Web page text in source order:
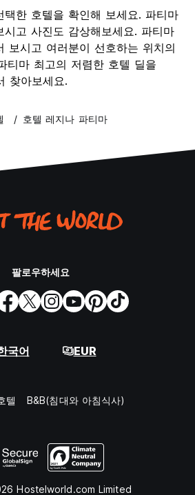
8.1
4.9
6.9
택한 호텔을 확인해 보세요. 파티마
시고 사진도 감상해보세요. 파티마
보시고 여러분이 선호하는 위치의
티마 최고의 저렴한 호텔 딜을
찾아보세요.
호텔 레지나 파티마
팔로우하세요
국어 EUR
텔 B&B(침대와 아침식사)
Hostelworld.com Limited